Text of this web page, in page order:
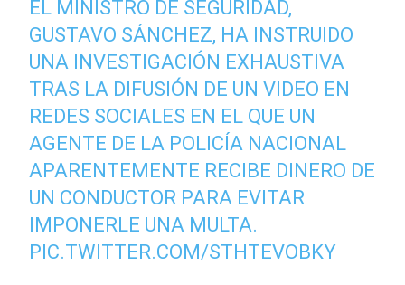
EL MINISTRO DE SEGURIDAD,
GUSTAVO SÁNCHEZ, HA INSTRUIDO
UNA INVESTIGACIÓN EXHAUSTIVA
TRAS LA DIFUSIÓN DE UN VIDEO EN
REDES SOCIALES EN EL QUE UN
AGENTE DE LA POLICÍA NACIONAL
APARENTEMENTE RECIBE DINERO DE
UN CONDUCTOR PARA EVITAR
IMPONERLE UNA MULTA.
PIC.TWITTER.COM/STHTEVOBKY